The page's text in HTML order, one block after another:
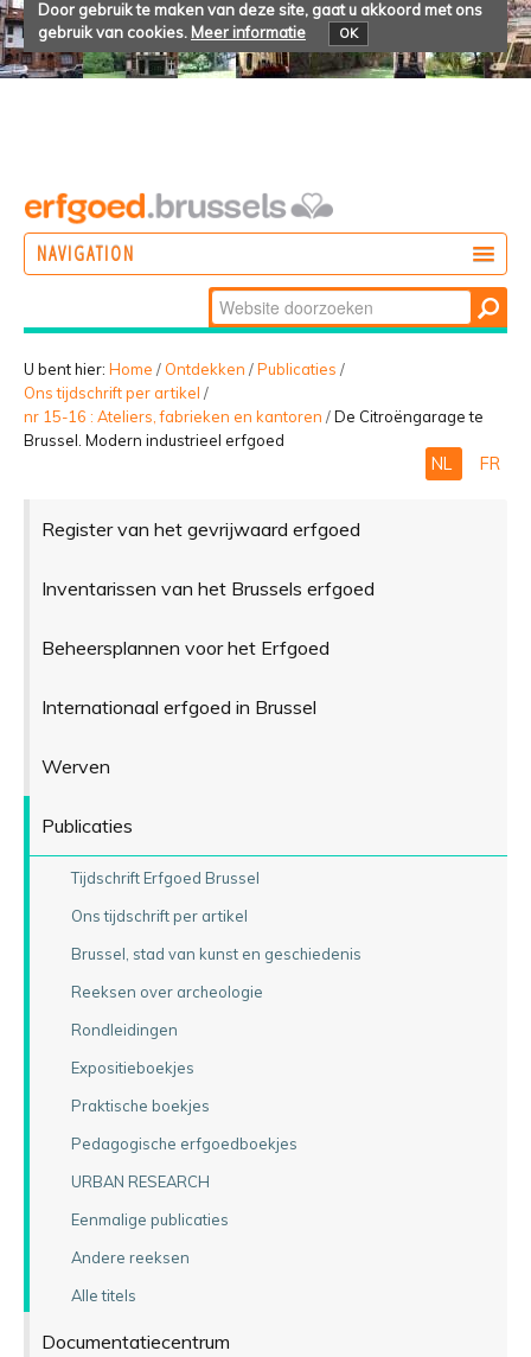
Door gebruik te maken van deze site, gaat u akkoord met ons
gebruik van cookies. Meer informatie OK
NAVIGATION
BELEVEN
Zoek
Geavanceerd
zoeken...
U bent hier: Home / Ontdekken /Publicaties /
Ons tijdschrift per artikel /
nr 15-16 : Ateliers, fabrieken en kantoren /De Citroëngarage te
Brussel. Modern industrieel erfgoed
NL FR
Register van het gevrijwaard erfgoed
Inventarissen van het Brussels erfgoed
Beheersplannen voor het Erfgoed
Internationaal erfgoed in Brussel
Werven
Publicaties
Tijdschrift Erfgoed Brussel
Ons tijdschrift per artikel
Brussel, stad van kunst en geschiedenis
Reeksen over archeologie
Rondleidingen
Expositieboekjes
Praktische boekjes
Pedagogische erfgoedboekjes
URBAN RESEARCH
Eenmalige publicaties
Andere reeksen
Alle titels
Documentatiecentrum